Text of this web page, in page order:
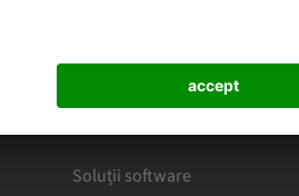
În funcție de sectoarele
Soluții software